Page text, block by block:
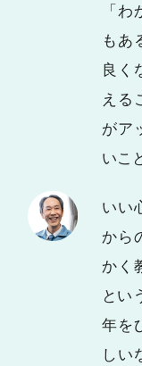
「
もあ
良く
える
がア
いこ
いい
から
かく
とい
年を
しい